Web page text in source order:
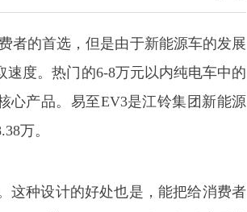
者的首选，但是由于新能源车的发展
度。热门的6-8万元以内纯电车中的
心产品。易至EV3是江铃集团新能源
万。
这种设计的好处也是，能把给消费者